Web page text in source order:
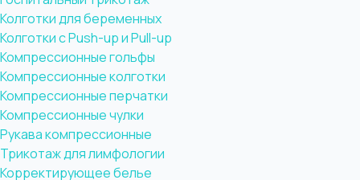
Колготки для беременных
Колготки с Push-up и Pull-up
Компрессионные гольфы
Компрессионные колготки
Компрессионные перчатки
Компрессионные чулки
Рукава компрессионные
Трикотаж для лимфологии
Корректирующее белье